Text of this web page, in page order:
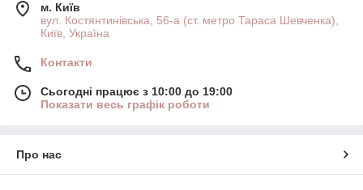
м. Київ
вул. Костянтинівська, 56-а (ст. метро Тараса Шевченка),
Київ, Україна
Контакти
Сьогодні працює з 10:00 до 19:00
Показати весь графік роботи
Про нас